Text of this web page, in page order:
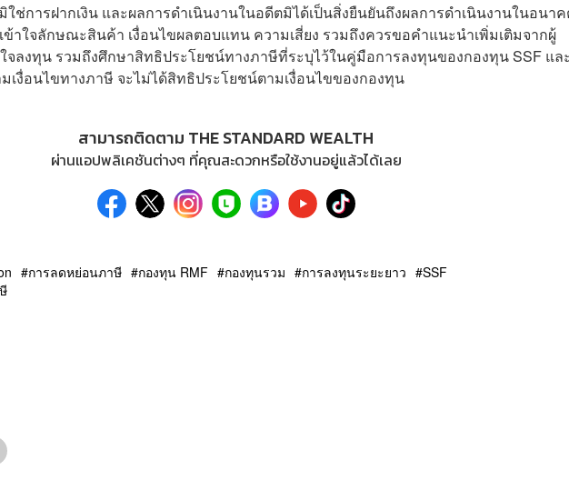
ช่การฝากเงิน และผลการดำเนินงานในอดีตมิได้เป็นสิ่งยืนยันถึงผลการดำเนินงานในอนา
าใจลักษณะสินค้า เงื่อนไขผลตอบแทน ความเสี่ยง รวมถึงควรขอคำแนะนำเพิ่มเติมจากผู้
ลงทุน รวมถึงศึกษาสิทธิประโยชน์ทางภาษีที่ระบุไว้ในคู่มือการลงทุนของกองทุน SSF แล
เงื่อนไขทางภาษี จะไม่ได้สิทธิประโยชน์ตามเงื่อนไขของกองทุน
สามารถติดตาม THE STANDARD WEALTH
ผ่านแอปพลิเคชันต่างๆ ที่คุณสะดวกหรือใช้งานอยู่แล้วได้เลย
การลดหย่อนภาษี กองทุน RMF กองทุนรวม การลงทุนระยะยาว
SSF